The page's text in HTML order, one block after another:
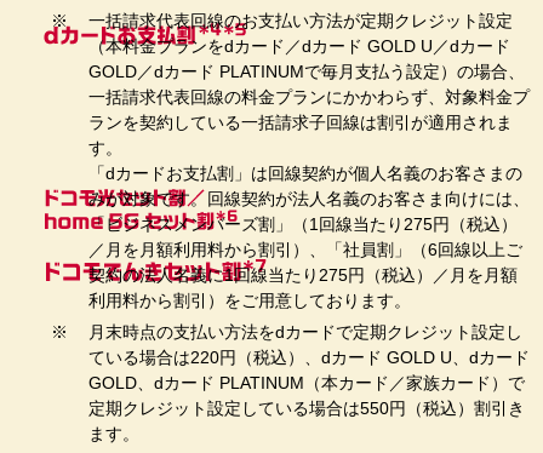
一括請求代表回線のお支払い方法が定期クレジット設定
（本料金プランをdカード／dカード GOLD U／dカード
GOLD／dカード PLATINUMで毎月支払う設定）の場合、
一括請求代表回線の料金プランにかかわらず、対象料金プ
ランを契約している一括請求子回線は割引が適用されま
す。
「dカードお支払割」は回線契約が個人名義のお客さまの
みが対象です。回線契約が法人名義のお客さま向けには、
「ビジネスメンバーズ割」（1回線当たり275円（税込）
／月を月額利用料から割引）、「社員割」（6回線以上ご
契約の法人名義に1回線当たり275円（税込）／月を月額
利用料から割引）をご用意しております。
月末時点の支払い方法をdカードで定期クレジット設定し
ている場合は220円（税込）、dカード GOLD U、dカード
GOLD、dカード PLATINUM（本カード／家族カード）で
定期クレジット設定している場合は550円（税込）割引き
ます。